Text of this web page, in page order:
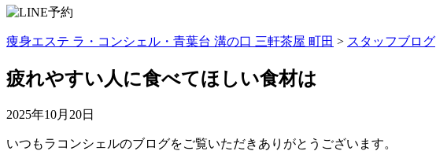
痩身エステ ラ・コンシェル・青葉台 溝の口 三軒茶屋 町田 > スタッフブログ
疲れやすい人に食べてほしい食材は
2025年10月20日
いつもラコンシェルのブログをご覧いただきありがとうございます。